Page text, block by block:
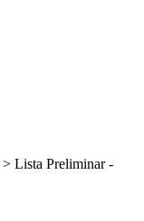
> Lista Preliminar -